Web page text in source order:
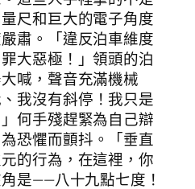
尺和巨大的電子角度
肅。「違反泊車維度
大惡極！」領頭的泊
喊，聲音充滿機械
、我沒有斜停！我只是
何手殘趕緊為自己辯
恐懼而顫抖。「垂直
的行為，在這裡，你
是——八十九點七度！